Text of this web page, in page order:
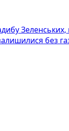
Зеленських,
без